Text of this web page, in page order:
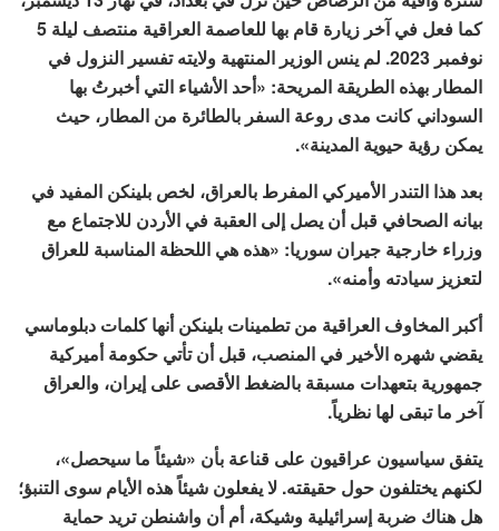
كما فعل في آخر زيارة قام بها للعاصمة العراقية منتصف ليلة 5
نوفمبر 2023. لم ينس الوزير المنتهية ولايته تفسير النزول في
المطار بهذه الطريقة المريحة: «أحد الأشياء التي أخبرتُ بها
السوداني كانت مدى روعة السفر بالطائرة من المطار، حيث
يمكن رؤية حيوية المدينة».
بعد هذا التندر الأميركي المفرط بالعراق، لخص بلينكن المفيد في
بيانه الصحافي قبل أن يصل إلى العقبة في الأردن للاجتماع مع
وزراء خارجية جيران سوريا: «هذه هي اللحظة المناسبة للعراق
لتعزيز سيادته وأمنه».
أكبر المخاوف العراقية من تطمينات بلينكن أنها كلمات دبلوماسي
يقضي شهره الأخير في المنصب، قبل أن تأتي حكومة أميركية
جمهورية بتعهدات مسبقة بالضغط الأقصى على إيران، والعراق
آخر ما تبقى لها نظرياً.
يتفق سياسيون عراقيون على قناعة بأن «شيئاً ما سيحصل»،
لكنهم يختلفون حول حقيقته. لا يفعلون شيئاً هذه الأيام سوى التنبؤ؛
هل هناك ضربة إسرائيلية وشيكة، أم أن واشنطن تريد حماية